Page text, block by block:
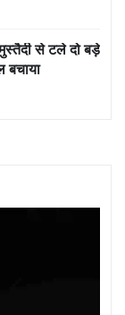
से टले दो बड़े
बचाया